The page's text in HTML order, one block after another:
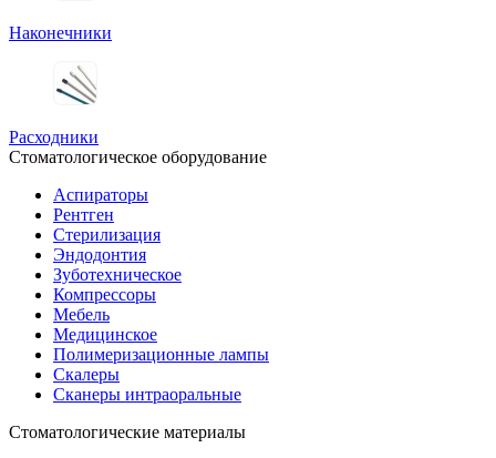
Наконечники
Расходники
Стоматологическое оборудование
Аспираторы
Рентген
Стерилизация
Эндодонтия
Зуботехническое
Компрессоры
Мебель
Медицинское
Полимеризационные лампы
Скалеры
Сканеры интраоральные
Стоматологические материалы